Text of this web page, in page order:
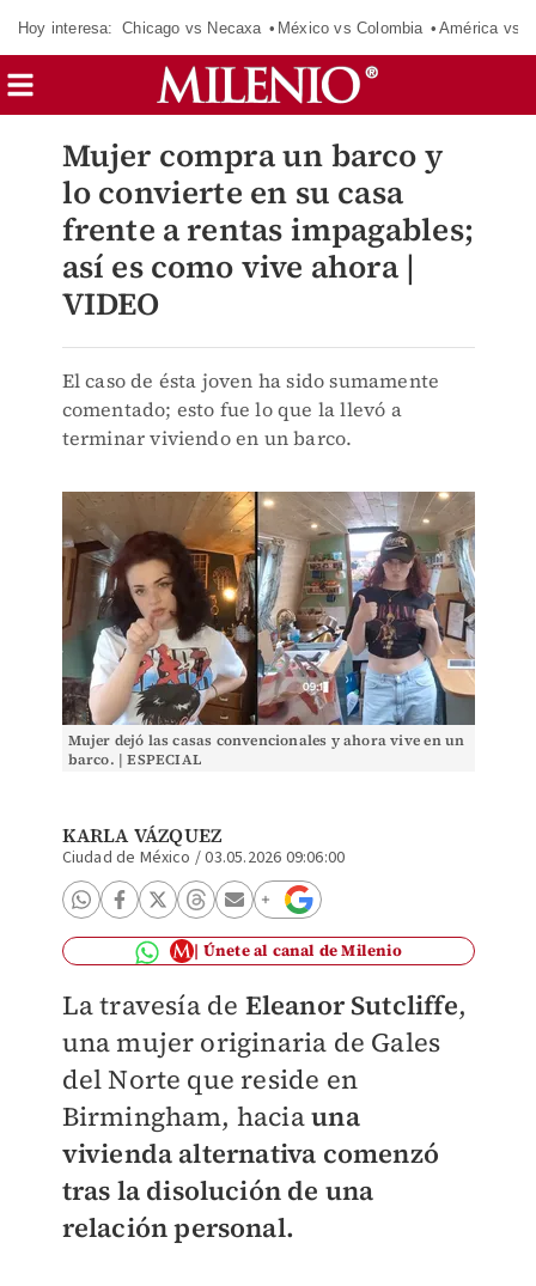
Hoy interesa: Chicago vs Necaxa México vs Colombia América vs
Mujer compra un barco y
lo convierte en su casa
frente a rentas impagables;
así es como vive ahora |
VIDEO
El caso de ésta joven ha sido sumamente
comentado; esto fue lo que la llevó a
terminar viviendo en un barco.
Mujer dejó las casas convencionales y ahora vive en un
barco. | ESPECIAL
KARLA VÁZQUEZ
Ciudad de México /03.05.2026 09:06:00
Únete al canal de Milenio
La travesía de Eleanor Sutcliffe,
una mujer originaria de Gales
del Norte que reside en
Birmingham, haciauna
vivienda alternativa comenzó
tras la disolución de una
relación personal.